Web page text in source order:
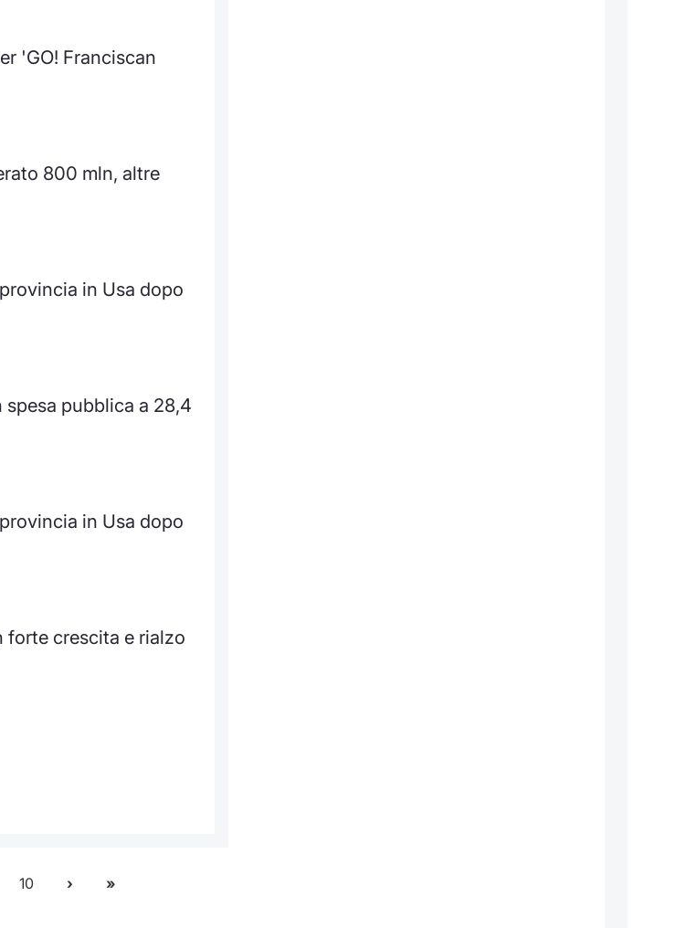
'GO! Franciscan
800 mln, altre
in Usa dopo
pubblica a 28,4
in Usa dopo
forte crescita e rialzo
10